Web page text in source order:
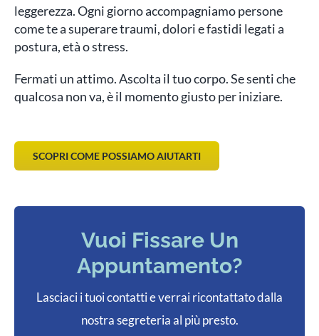
leggerezza. Ogni giorno accompagniamo persone
come te a superare traumi, dolori e fastidi legati a
postura, età o stress.
Fermati un attimo. Ascolta il tuo corpo. Se senti che
qualcosa non va, è il momento giusto per iniziare.
SCOPRI COME POSSIAMO AIUTARTI
Vuoi Fissare Un
Appuntamento?
Lasciaci i tuoi contatti e verrai ricontattato dalla
nostra segreteria al più presto.